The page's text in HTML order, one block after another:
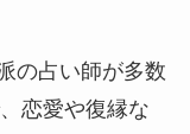
の占い師が多数
恋愛や復縁な